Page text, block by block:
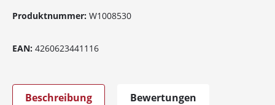
Produktnummer: W1008530
EAN: 4260623441116
Beschreibung Bewertungen